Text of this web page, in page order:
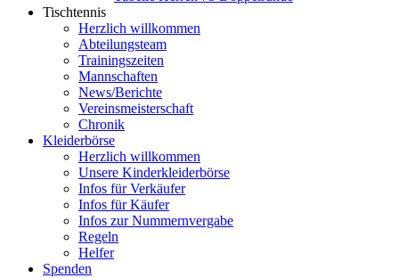
Tischtennis
Herzlich willkommen
Abteilungsteam
Trainingszeiten
Mannschaften
News/Berichte
Vereinsmeisterschaft
Chronik
Kleiderbörse
Herzlich willkommen
Unsere Kinderkleiderbörse
Infos für Verkäufer
Infos für Käufer
Infos zur Nummernvergabe
Regeln
Helfer
Spenden